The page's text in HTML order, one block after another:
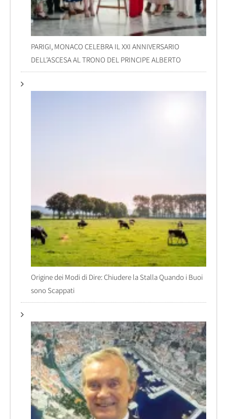
PARIGI, MONACO CELEBRA IL XXI ANNIVERSARIO
DELL’ASCESA AL TRONO DEL PRINCIPE ALBERTO
Origine dei Modi di Dire: Chiudere la Stalla Quando i Buoi
sono Scappati